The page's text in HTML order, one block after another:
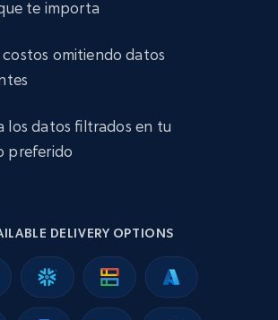
id, Title, Seller name, Seller rating,
358+
id, Title, Product description,
count, Images, Variations, and
te importa
costos omitiendo datos
los datos filtrados en tu
preferido
DELIVERY OPTIONS